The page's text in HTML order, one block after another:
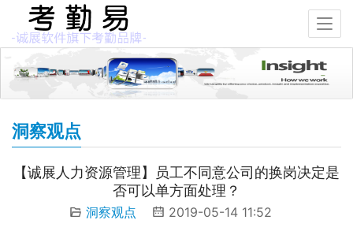
洞察观点
【诚展人力资源管理】员工不同意公司的换岗决定是
否可以单方面处理？
洞察观点 2019-05-14 11:52